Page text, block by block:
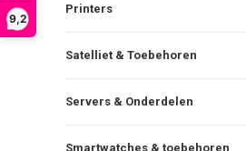
9,2
Printers
Satelliet & Toebehoren
Servers & Onderdelen
Smartwatches & toebehoren